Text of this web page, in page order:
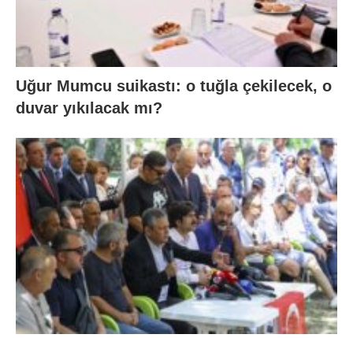
Uğur Mumcu suikastı: o tuğla çekilecek, o
duvar yıkılacak mı?